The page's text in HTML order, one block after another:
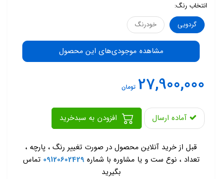
انتخاب رنگ:
گردویی
خودرنگ
مشاهده موجودی‌های این محصول
27,900,000 تومان
آماده ارسال
قبل از خرید آنلاین محصول در صورت تغییر رنگ ، پارچه ،
تعداد ، نوع ست و یا مشاوره با شماره09120602429 تماس
بگیرید